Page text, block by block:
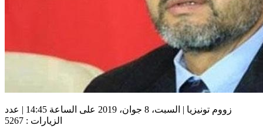
زووم تونيزيا | السبت، 8 جوان، 2019 على الساعة 14:45 | عدد
الزيارات : 5267